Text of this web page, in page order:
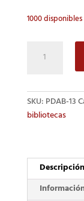
1000 disponibles
Sentidos
SKU:PDAB-13
bibliotecas
Descripción